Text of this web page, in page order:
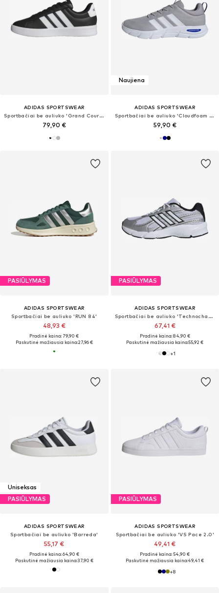
ADIDAS SPORTSWEAR
Sportbačiai be auliuko 'Grand Court 3.0'
79,90 €
Naujiena
ADIDAS SPORTSWEAR
Sportbačiai be auliuko 'Cloudfoam Flex'
59,90 €
PASIŪLYMAS
ADIDAS SPORTSWEAR
Sportbačiai be auliuko 'RUN 84'
48,93 €
Pradinė kaina: 79,90 €
Paskutinė mažiausia kaina:27,96 €
PASIŪLYMAS
ADIDAS SPORTSWEAR
Sportbačiai be auliuko 'Technochaos 2000'
67,41 €
Pradinė kaina: 84,90 €
Paskutinė mažiausia kaina:55,92 €
+1
Uniseksas
PASIŪLYMAS
ADIDAS SPORTSWEAR
Sportbačiai be auliuko 'Barreda'
55,17 €
Pradinė kaina: 64,90 €
Paskutinė mažiausia kaina:37,90 €
PASIŪLYMAS
ADIDAS SPORTSWEAR
Sportbačiai be auliuko 'VS Pace 2.0'
49,41 €
Pradinė kaina: 54,90 €
Paskutinė mažiausia kaina:49,41 €
+8